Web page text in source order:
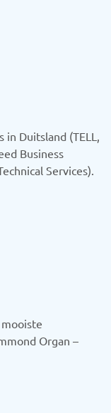
Duitsland (TELL,
Business
Services).
Organ –